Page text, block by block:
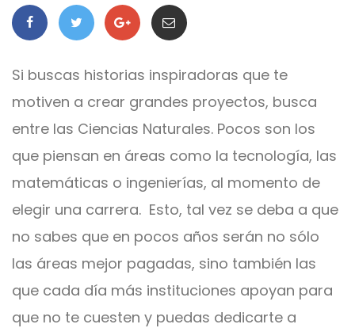
Si buscas historias inspiradoras que te
motiven a crear grandes proyectos, busca
entre las Ciencias Naturales. Pocos son los
que piensan en áreas como la tecnología, las
matemáticas o ingenierías, al momento de
elegir una carrera. Esto, tal vez se deba a que
no sabes que en pocos años serán no sólo
las áreas mejor pagadas, sino también las
que cada día más instituciones apoyan para
que no te cuesten y puedas dedicarte a